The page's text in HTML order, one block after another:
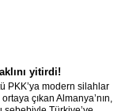
yitirdi!
PKK’ya modern silahlar
çıkan Almanya’nın,